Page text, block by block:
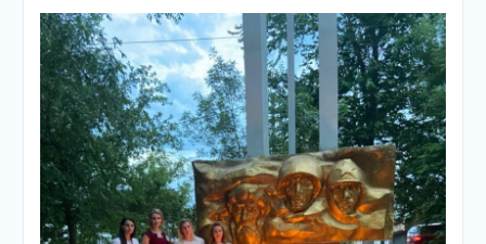
муки.
Дом культуры
приглашает!
Наша землячка стала
финалисткой
Всероссийского
конкурса «Библиотекарь
года – 2025»